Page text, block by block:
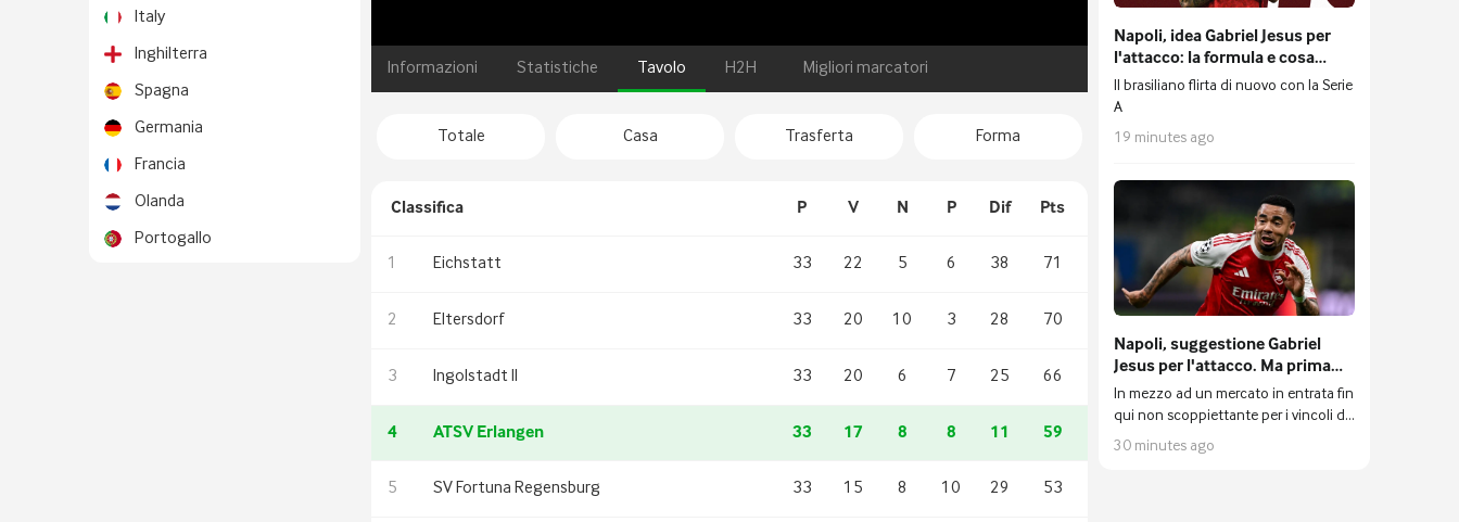
Italy
Inghilterra
Spagna
Germania
Francia
Olanda
Portogallo
Informazioni Statistiche Tavolo H2H Migliori marcatori
Totale Casa Trasferta Forma
Classifica P V N P Dif Pts
1 Eichstatt 33 22 5 6 38 71
2 Eltersdorf 33 20 10 3 28 70
3 Ingolstadt II 33 20 6 7 25 66
4 ATSV Erlangen 33 17 8 8 11 59
5 SV Fortuna Regensburg 33 15 8 10 29 53
Napoli, idea Gabriel Jesus per
l'attacco: la formula e cosa
serve per fargli posto,
retroscena su Juve, Milan e
Il brasiliano flirta di nuovo con la Serie
A
19 minutes ago
Napoli, suggestione Gabriel
Jesus per l'attacco. Ma prima
serve vendere
In mezzo ad un mercato in entrata fin
qui non scoppiettante per i vincoli da
rispettare fra entrate e uscite, in casa
Napoli ecco giungere dal Brasile una
30 minutes ago